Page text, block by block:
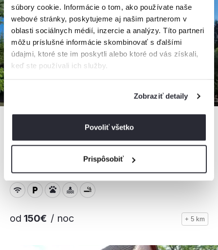
súbory cookie. Informácie o tom, ako používate naše
webové stránky, poskytujeme aj našim partnerom v
oblasti sociálnych médií, inzercie a analýzy. Títo partneri
môžu príslušné informácie skombinovať s ďalšími
údajmi, ktoré ste im poskytli alebo ktoré od vás získali,
keď ste používali ich služby.
Zobraziť detaily
Povoliť všetko
Prispôsobiť
Chata Olešná
Chata, Olešná, Slovensko
7 osôb, 3 spálne, 1 kúpeľňa
od 150€ / noc + 5 km